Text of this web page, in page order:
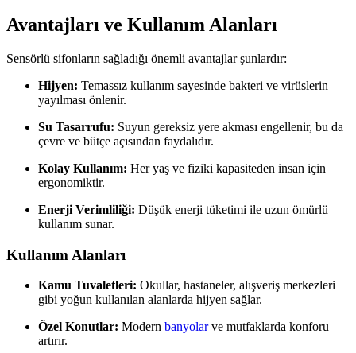
Avantajları ve Kullanım Alanları
Sensörlü sifonların sağladığı önemli avantajlar şunlardır:
Hijyen: Temassız kullanım sayesinde bakteri ve virüslerin
yayılması önlenir.
Su Tasarrufu: Suyun gereksiz yere akması engellenir, bu da
çevre ve bütçe açısından faydalıdır.
Kolay Kullanım: Her yaş ve fiziki kapasiteden insan için
ergonomiktir.
Enerji Verimliliği: Düşük enerji tüketimi ile uzun ömürlü
kullanım sunar.
Kullanım Alanları
Kamu Tuvaletleri: Okullar, hastaneler, alışveriş merkezleri
gibi yoğun kullanılan alanlarda hijyen sağlar.
Özel Konutlar: Modern banyolarve mutfaklarda konforu
artırır.